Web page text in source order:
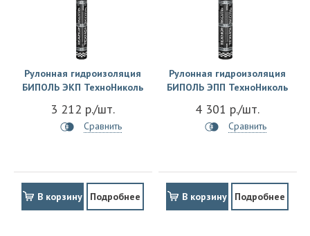
Рулонная гидроизоляция
БИПОЛЬ ЭКП ТехноНиколь
3 212 р./шт.
Сравнить
В корзину Подробнее
Рулонная гидроизоляция
БИПОЛЬ ЭПП ТехноНиколь
4 301 р./шт.
Сравнить
В корзину Подробнее